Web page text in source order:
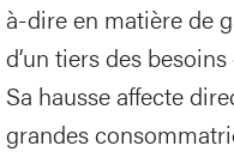
à-dire en matière de
d’un tiers des
Sa hausse affecte
grandes